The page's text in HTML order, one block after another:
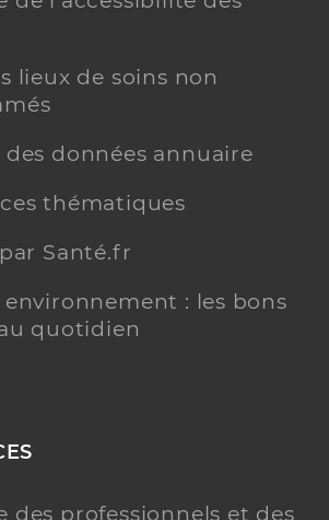
lieux de soins non
des données annuaire
thématiques
Santé.fr
environnement : les bons
quotidien
des professionnels et des